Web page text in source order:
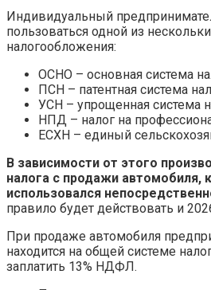
Индивидуальный
пользоваться одной из
налогообложения:
ОСНО – основная система
ПСН – патентная система
УСН – упрощенная система
НПД – налог на
ЕСХН – единый
В зависимости от этого
налога с продажи автомобиля,
использовался
правило будет действовать и
При продаже автомобиля
находится на общей системе
заплатить 13% НДФЛ.